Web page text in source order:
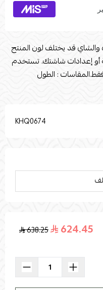
والشاي قد يختلف لون المنتج
أو إعدادات شاشتك. تستخدم
: الطول
KHQ0674
هنا
624.45
638.25